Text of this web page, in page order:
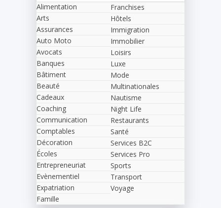
Alimentation
Arts
Assurances
Auto Moto
Avocats
Banques
Bâtiment
Beauté
Cadeaux
Coaching
Communication
Comptables
Décoration
Écoles
Entrepreneuriat
Evènementiel
Expatriation
Famille
Franchises
Hôtels
Immigration
Immobilier
Loisirs
Luxe
Mode
Multinationales
Nautisme
Night Life
Restaurants
Santé
Services B2C
Services Pro
Sports
Transport
Voyage